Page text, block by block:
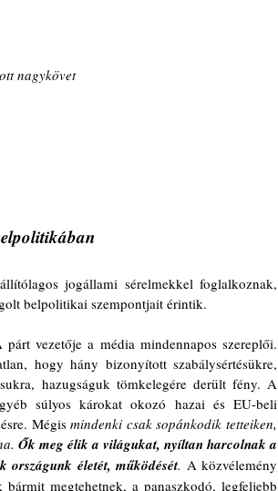
nagykövet
jogállami sérelmekkel foglalkoznak,
belpolitikai szempontjait érintik.
vezetője a média mindennapos szereplői.
hogy hány bizonyított szabálysértésükre,
hazugságuk tömkelegére derült fény. A
súlyos károkat okozó hazai és EU-beli
Mégis mindenki csak sopánkodik tetteiken,
Ők meg élik a világukat, nyíltan harcolnak a
országunk életét, működését. A közvélemény
megtehetnek, a panaszkodó, legfeljebb